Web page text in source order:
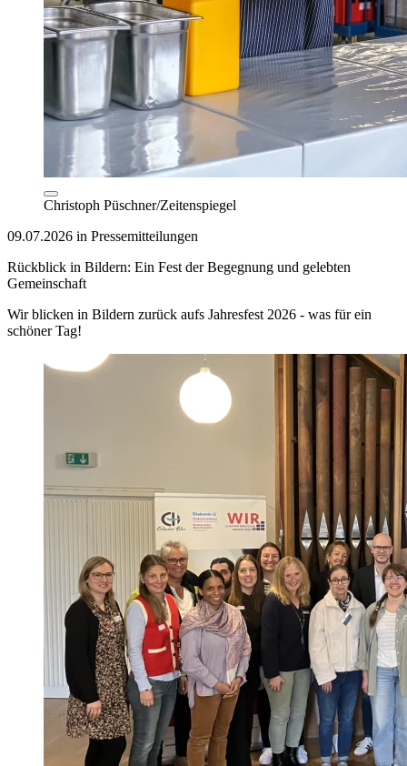
Christoph Püschner/Zeitenspiegel
09.07.2026 in Pressemitteilungen
Rückblick in Bildern: Ein Fest der Begegnung und gelebten
Gemeinschaft
Wir blicken in Bildern zurück aufs Jahresfest 2026 - was für ein
schöner Tag!